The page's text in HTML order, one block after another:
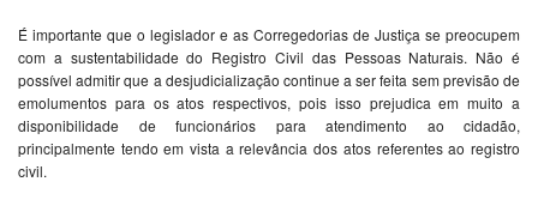
É importante que o legislador e as Corregedorias de Justiça se preocupem
com a sustentabilidade do Registro Civil das Pessoas Naturais. Não é
possível admitir que a desjudicialização continue a ser feita sem previsão de
emolumentos para os atos respectivos, pois isso prejudica em muito a
disponibilidade de funcionários para atendimento ao cidadão,
principalmente tendo em vista a relevância dos atos referentes ao registro
civil.